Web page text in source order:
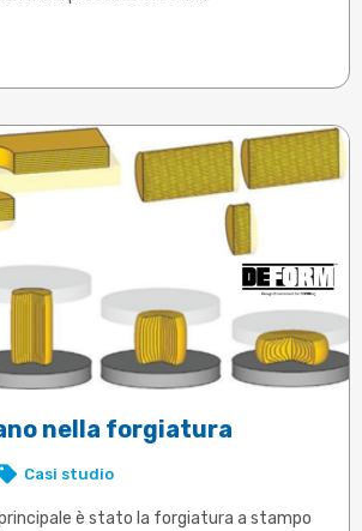
nella forgiatura
Casi studio
è stato la forgiatura a stampo